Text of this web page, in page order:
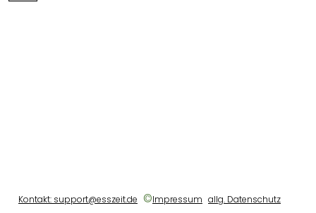
Kontakt: support@esszeit.de ©Impressum allg. Datenschutz